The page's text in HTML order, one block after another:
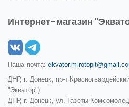
Интернет-магазин
Наша почта:
ДНР, г. Донецк, пр-т
"Экватор")
ДНР, г. Донецк, ул. Газеты